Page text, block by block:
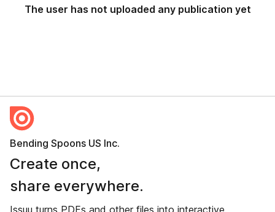
The user has not uploaded any publication yet
Bending Spoons US Inc.
Create once,
share everywhere.
Issuu turns PDFs and other files into interactive